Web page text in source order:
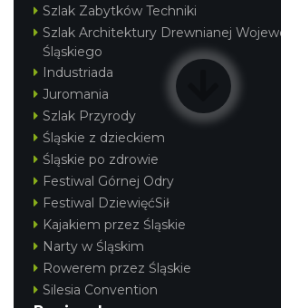
Szlak Zabytków Techniki
Szlak Architektury Drewnianej
Śląskiego
Industriada
Juromania
Szlak Przyrody
Śląskie z dzieckiem
Śląskie po zdrowie
Festiwal Górnej Odry
Festiwal DziewięćSił
Kajakiem przez Śląskie
Narty w Śląskim
Rowerem przez Śląskie
Silesia Convention